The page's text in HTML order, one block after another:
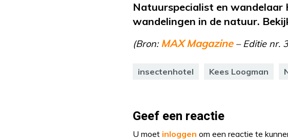
Natuurspecialist en wandelaar
wandelingen in de natuur.
(Bron:MAX Magazine– Editie nr.
insectenhotel Kees Loogman
Geef een reactie
U moet inloggen om een reactie te